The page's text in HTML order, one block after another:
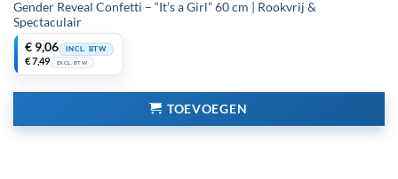
Gender Reveal Confetti – “It’s a Girl” 60 cm | Rookvrij &
Spectaculair
€9,06 INCL. BTW
€7,49 EXCL. BTW
TOEVOEGEN